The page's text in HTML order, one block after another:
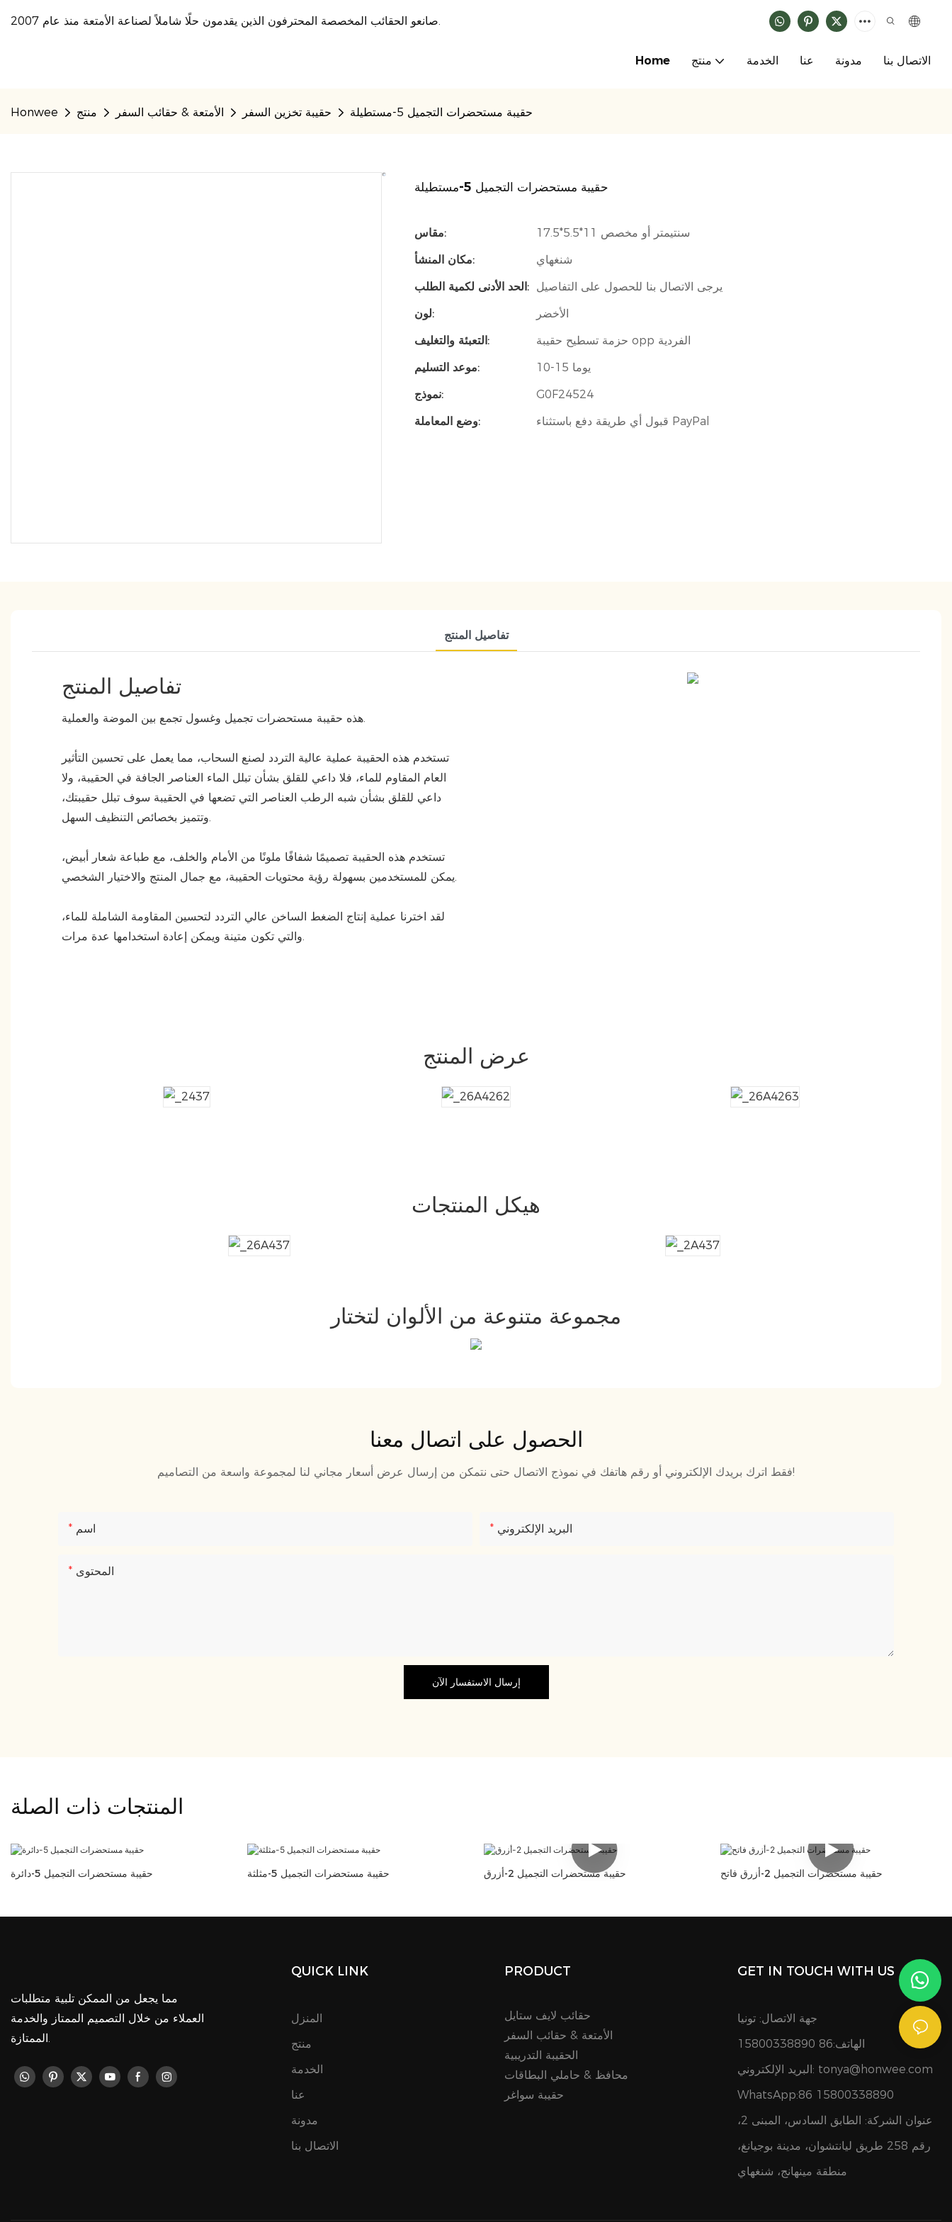
صانعو الحقائب المخصصة المحترفون الذين يقدمون حلًا شاملاً لصناعة الأمتعة منذ عام 2007.
Home منتج الخدمة عنا مدونة الاتصال بنا
Honwee منتج الأمتعة & حقائب السفر حقيبة تخزين السفر حقيبة مستحضرات التجميل 5-مستطيلة
حقيبة مستحضرات التجميل 5-مستطيلة
مقاس:
17.5*5.5*11 سنتيمتر أو مخصص
مكان المنشأ:
شنغهاي
الحد الأدنى لكمية الطلب: يرجى الاتصال بنا للحصول على التفاصيل
لون:
الأخضر
التعبئة والتغليف:
حزمة تسطيح حقيبة opp الفردية
موعد التسليم:
10-15 يوما
نموذج:
G0F24524
وضع المعاملة:
قبول أي طريقة دفع باستثناء PayPal
تفاصيل المنتج
تفاصيل المنتج
هذه حقيبة مستحضرات تجميل وغسول تجمع بين الموضة والعملية.
تستخدم هذه الحقيبة عملية عالية التردد لصنع السحاب، مما يعمل على تحسين التأثير
العام المقاوم للماء، فلا داعي للقلق بشأن تبلل الماء العناصر الجافة في الحقيبة، ولا
داعي للقلق بشأن شبه الرطب العناصر التي تضعها في الحقيبة سوف تبلل حقيبتك،
وتتميز بخصائص التنظيف السهل.
تستخدم هذه الحقيبة تصميمًا شفافًا ملونًا من الأمام والخلف، مع طباعة شعار أبيض،
يمكن للمستخدمين بسهولة رؤية محتويات الحقيبة، مع جمال المنتج والاختيار الشخصي.
لقد اخترنا عملية إنتاج الضغط الساخن عالي التردد لتحسين المقاومة الشاملة للماء،
والتي تكون متينة ويمكن إعادة استخدامها عدة مرات.
عرض المنتج
هيكل المنتجات
مجموعة متنوعة من الألوان لتختار
الحصول على اتصال معنا
فقط اترك بريدك الإلكتروني أو رقم هاتفك في نموذج الاتصال حتى نتمكن من إرسال عرض أسعار مجاني لنا لمجموعة واسعة من التصاميم!
اسم البريد الإلكتروني
المحتوى
إرسال الاستفسار الآن
المنتجات ذات الصلة
حقيبة مستحضرات التجميل 5-دائرة حقيبة مستحضرات التجميل 5-مثلثة حقيبة مستحضرات التجميل 2-أزرق حقيبة مستحضرات التجميل 2-أزرق فاتح
مما يجعل من الممكن تلبية متطلبات
العملاء من خلال التصميم الممتاز والخدمة
QUICK LINK
المنزل
منتج
الخدمة
عنا
مدونة
الاتصال بنا
PRODUCT
حقائب لايف ستايل
الأمتعة & حقائب السفر
الحقيبة التدريبية
محافظ & حاملي البطاقات
حقيبة سواغر
GET IN TOUCH WITH US
جهة الاتصال: تونيا
الهاتف:86 15800338890
البريد الإلكتروني: tonya@honwee.com
WhatsApp:86 15800338890
عنوان الشركة: الطابق السادس، المبنى 2،
رقم 258 طريق ليانتشوان، مدينة بوجيانغ،
منطقة مينهانج، شنغهاي